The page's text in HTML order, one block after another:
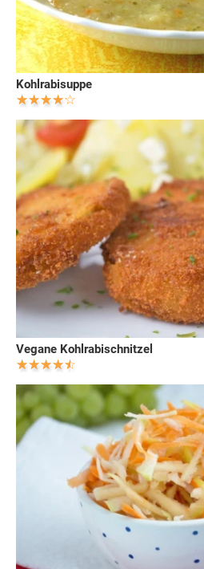
Kohlrabisuppe
Vegane Kohlrabischnitzel